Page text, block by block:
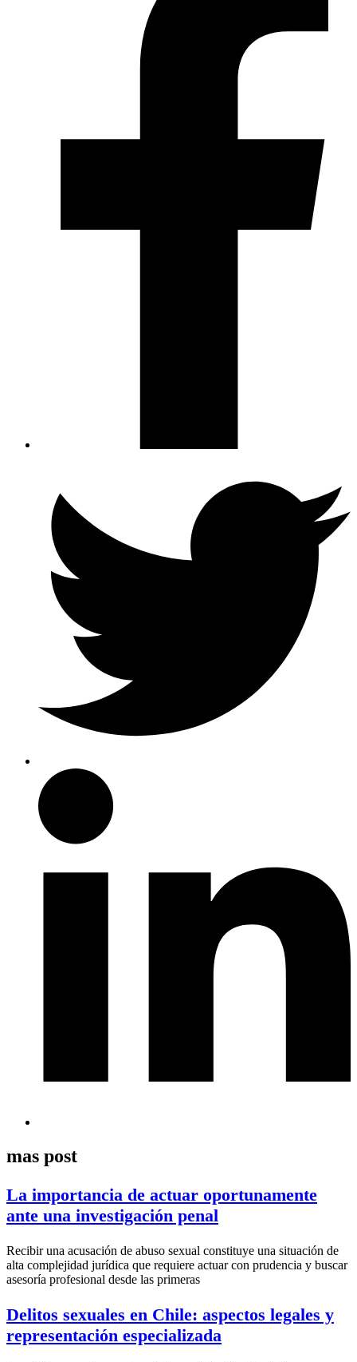
mas post
La importancia de actuar oportunamente
ante una investigación penal
Recibir una acusación de abuso sexual constituye una situación de
alta complejidad jurídica que requiere actuar con prudencia y buscar
asesoría profesional desde las primeras
Delitos sexuales en Chile: aspectos legales y
representación especializada